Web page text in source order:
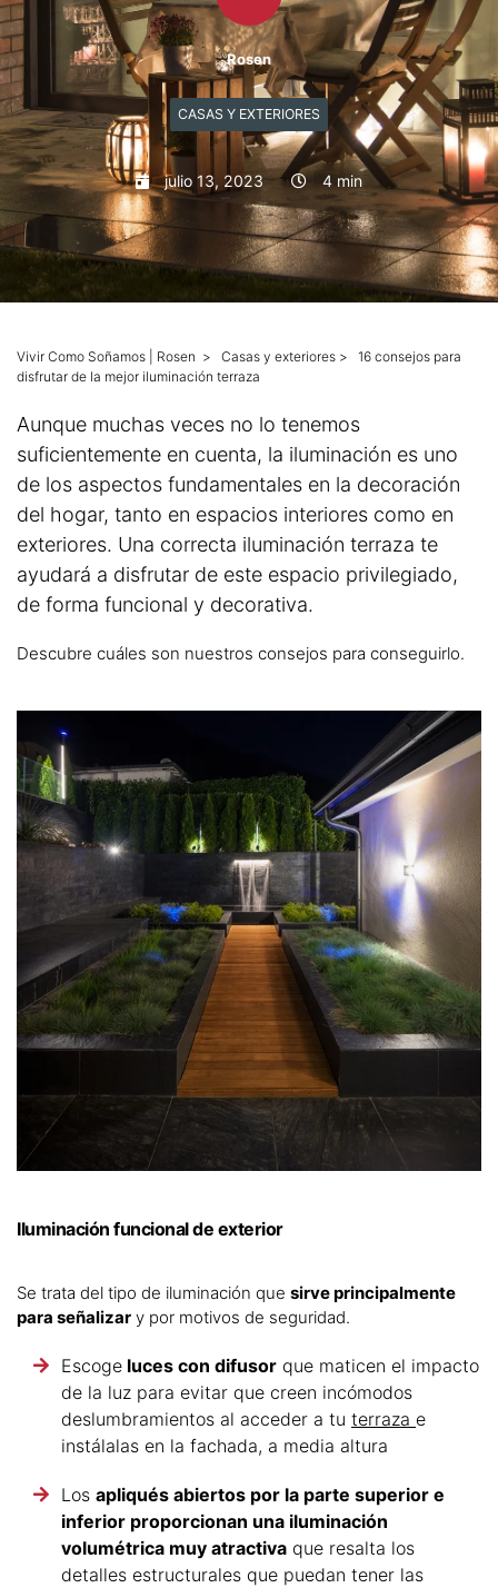
Mascotas
Columnas
Productos
Guías descargables
Rosen
CASAS Y EXTERIORES
julio 13, 2023 4 min
Vivir Como Soñamos | Rosen > Casas y exteriores > 16 consejos para
disfrutar de la mejor iluminación terraza
Aunque muchas veces no lo tenemos
suficientemente en cuenta, la iluminación es uno
de los aspectos fundamentales en la decoración
del hogar, tanto en espacios interiores como en
exteriores. Una correcta iluminación terraza te
ayudará a disfrutar de este espacio privilegiado,
de forma funcional y decorativa.
Descubre cuáles son nuestros consejos para conseguirlo.
Iluminación funcional de exterior
Se trata del tipo de iluminación que sirve principalmente
para señalizar y por motivos de seguridad.
Escoge luces con difusor que maticen el impacto
de la luz para evitar que creen incómodos
deslumbramientos al acceder a tu terraza e
instálalas en la fachada, a media altura
Los apliqués abiertos por la parte superior e
inferior proporcionan una iluminación
volumétrica muy atractiva que resalta los
detalles estructurales que puedan tener las